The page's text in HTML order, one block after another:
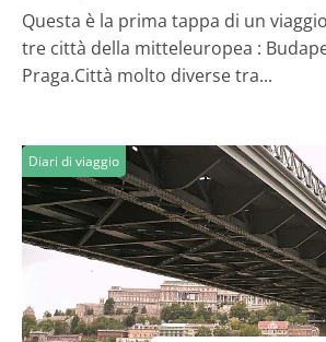
Questa è la prima tappa di un
tre città della mitteleuropea :
Praga.Città molto diverse tra...
Diari di viaggio